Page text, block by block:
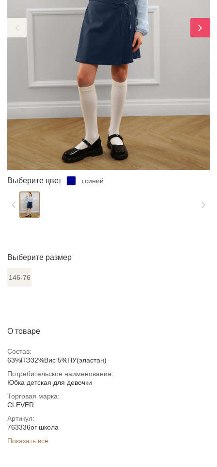
Выберите цвет т.синий
Выберите размер
146-76
О товаре
Состав:
63%ПЭ32%Вис 5%ПУ(эластан)
Потребительское наименование:
Юбка детская для девочки
Торговая марка:
CLEVER
Артикул:
763336ог школа
Показать всё